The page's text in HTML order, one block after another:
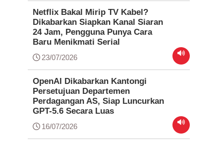
Netflix Bakal Mirip TV Kabel?
Dikabarkan Siapkan Kanal Siaran
24 Jam, Pengguna Punya Cara
Baru Menikmati Serial
23/07/2026
OpenAI Dikabarkan Kantongi
Persetujuan Departemen
Perdagangan AS, Siap Luncurkan
GPT-5.6 Secara Luas
16/07/2026